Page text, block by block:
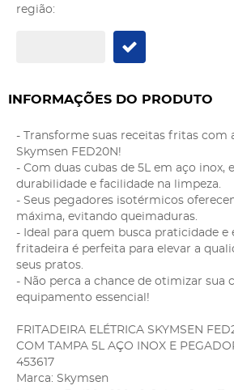
região:
INFORMAÇÕES DO PRODUTO
- Transforme suas receitas fritas com
Skymsen FED20N!
- Com duas cubas de 5L em aço inox,
durabilidade e facilidade na limpeza.
- Seus pegadores isotérmicos
máxima, evitando queimaduras.
- Ideal para quem busca praticidade e
fritadeira é perfeita para elevar a
seus pratos.
- Não perca a chance de otimizar sua
equipamento essencial!
FRITADEIRA ELÉTRICA SKYMSEN
COM TAMPA 5L AÇO INOX E
453617
Marca: Skymsen